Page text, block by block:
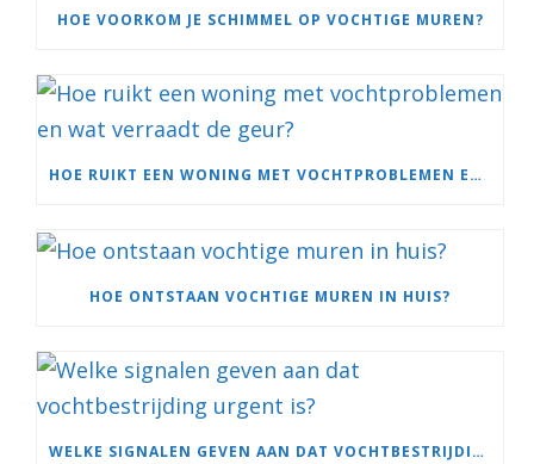
HOE VOORKOM JE SCHIMMEL OP VOCHTIGE MUREN?
HOE RUIKT EEN WONING MET VOCHTPROBLEMEN EN WAT VERRAADT DE GEUR?
HOE ONTSTAAN VOCHTIGE MUREN IN HUIS?
WELKE SIGNALEN GEVEN AAN DAT VOCHTBESTRIJDING URGENT IS?